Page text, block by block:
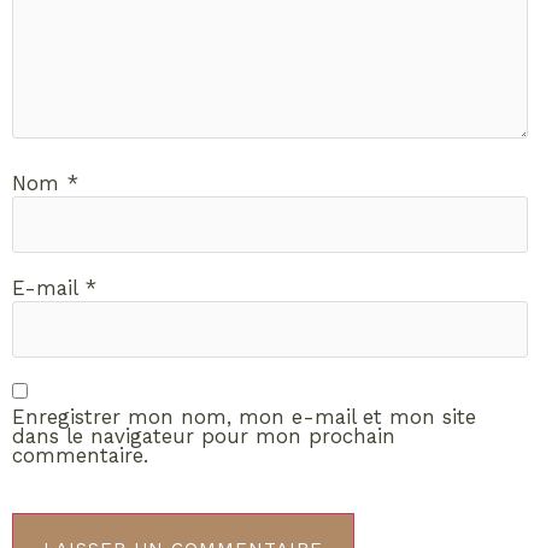
Nom *
E-mail *
Enregistrer mon nom, mon e-mail et mon site
dans le navigateur pour mon prochain
commentaire.